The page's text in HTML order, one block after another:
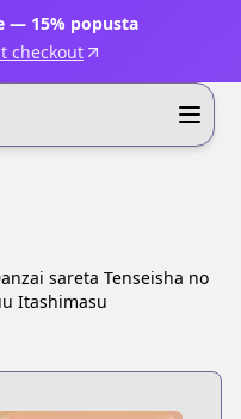
— 15% popusta
checkout
sareta Tenseisha no
Itashimasu